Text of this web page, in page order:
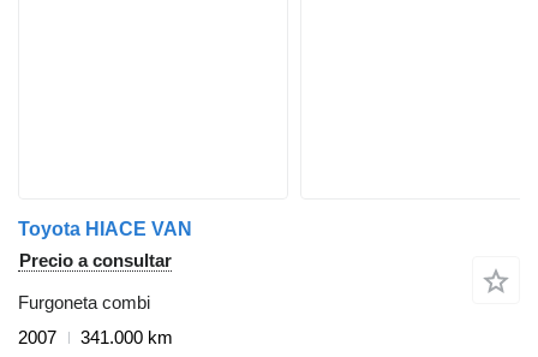
Toyota HIACE VAN
Precio a consultar
Furgoneta combi
2007
341.000 km